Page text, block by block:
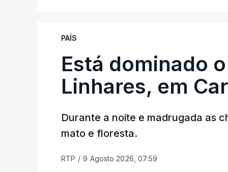
ERRO 100
ERROR ON HTML5 MEDIA ELEMENT
PAÍS
Está dominado
Linhares, em
Durante a noite e madrugada as
mato e floresta.
RTP / 9 Agosto 2026, 07:59